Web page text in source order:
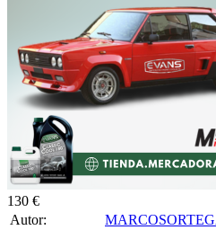
130 €
Autor: